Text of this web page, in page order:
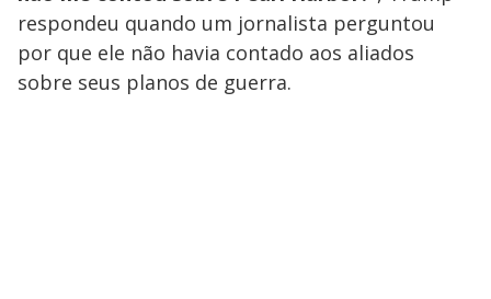
respondeu quando um jornalista perguntou
por que ele não havia contado aos aliados
sobre seus planos de guerra.